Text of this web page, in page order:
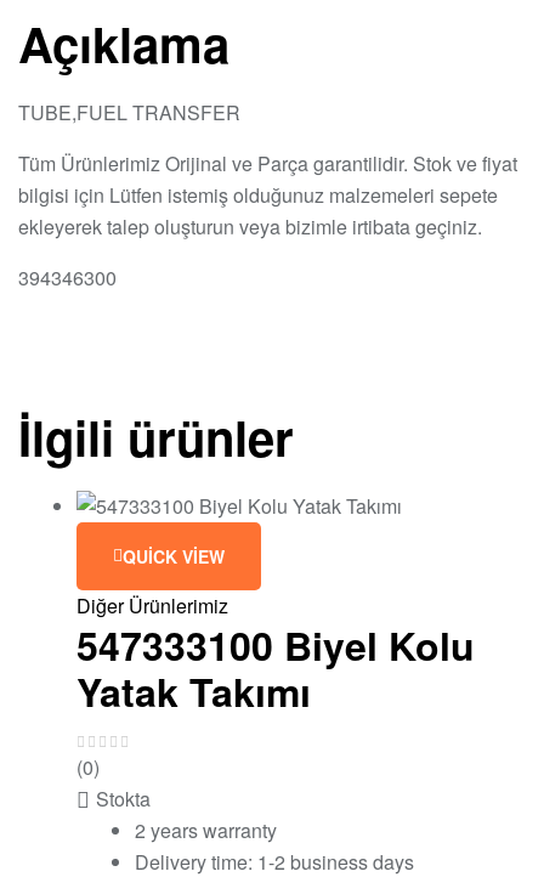
Açıklama
TUBE,FUEL TRANSFER
Tüm Ürünlerimiz Orijinal ve Parça garantilidir. Stok ve fiyat
bilgisi için Lütfen istemiş olduğunuz malzemeleri sepete
ekleyerek talep oluşturun veya bizimle irtibata geçiniz.
394346300
İlgili ürünler
QUICK VIEW
Diğer Ürünlerimiz
547333100 Biyel Kolu
Yatak Takımı
(0)
Stokta
2 years warranty
Delivery time: 1-2 business days